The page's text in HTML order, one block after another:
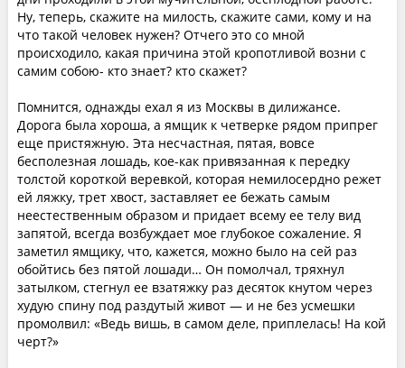
Ну, теперь, скажите на милость, скажите сами, кому и на
что такой человек нужен? Отчего это со мной
происходило, какая причина этой кропотливой возни с
самим собою- кто знает? кто скажет?
Помнится, однажды ехал я из Москвы в дилижансе.
Дорога была хороша, а ямщик к четверке рядом припрег
еще пристяжную. Эта несчастная, пятая, вовсе
бесполезная лошадь, кое-как привязанная к передку
толстой короткой веревкой, которая немилосердно режет
ей ляжку, трет хвост, заставляет ее бежать самым
неестественным образом и придает всему ее телу вид
запятой, всегда возбуждает мое глубокое сожаление. Я
заметил ямщику, что, кажется, можно было на сей раз
обойтись без пятой лошади… Он помолчал, тряхнул
затылком, стегнул ее взатяжку раз десяток кнутом через
худую спину под раздутый живот — и не без усмешки
промолвил: «Ведь вишь, в самом деле, приплелась! На кой
черт?»